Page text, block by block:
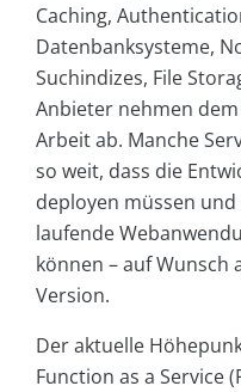
Caching,
Datenbanksysteme,
Suchindizes, File
Anbieter nehmen
Arbeit ab. Manche
so weit, dass die
deployen müssen
laufende
können – auf Wunsch
Version.
Der aktuelle
Function as a Service